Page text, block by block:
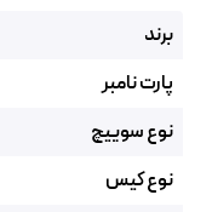
برند
پارت نامبر
نوع سوییچ
نوع کیس